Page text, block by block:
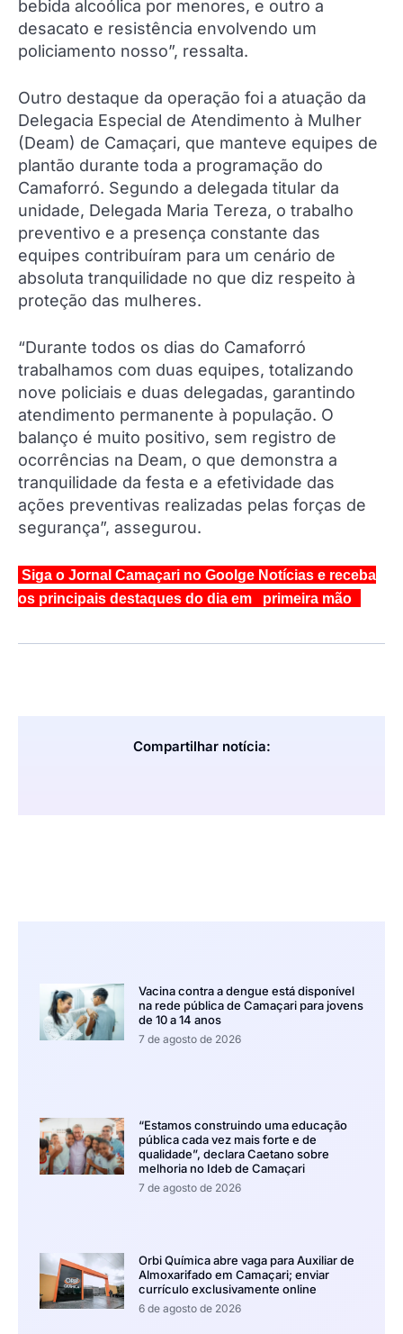
bebida alcoólica por menores, e outro a
desacato e resistência envolvendo um
policiamento nosso”, ressalta.
Outro destaque da operação foi a atuação da
Delegacia Especial de Atendimento à Mulher
(Deam) de Camaçari, que manteve equipes de
plantão durante toda a programação do
Camaforró. Segundo a delegada titular da
unidade, Delegada Maria Tereza, o trabalho
preventivo e a presença constante das
equipes contribuíram para um cenário de
absoluta tranquilidade no que diz respeito à
proteção das mulheres.
“Durante todos os dias do Camaforró
trabalhamos com duas equipes, totalizando
nove policiais e duas delegadas, garantindo
atendimento permanente à população. O
balanço é muito positivo, sem registro de
ocorrências na Deam, o que demonstra a
tranquilidade da festa e a efetividade das
ações preventivas realizadas pelas forças de
segurança”, assegurou.
Siga o Jornal Camaçari no Goolge Notícias e receba
os principais destaques do dia em primeira mão
Compartilhar notícia:
Vacina contra a dengue está disponível
na rede pública de Camaçari para jovens
de 10 a 14 anos
7 de agosto de 2026
“Estamos construindo uma educação
pública cada vez mais forte e de
qualidade”, declara Caetano sobre
melhoria no Ideb de Camaçari
7 de agosto de 2026
Orbi Química abre vaga para Auxiliar de
Almoxarifado em Camaçari; enviar
currículo exclusivamente online
6 de agosto de 2026